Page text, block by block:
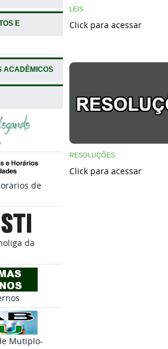
E
ACADÊMICOS
de
da
Mutiplo-
LEIS
Click para acessar
RESOLUÇÕES
Click para acessar